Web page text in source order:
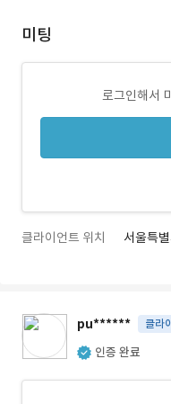
미팅
로그인해서
클라이언트 위치 서울특
pu****** 클라
인증 완료